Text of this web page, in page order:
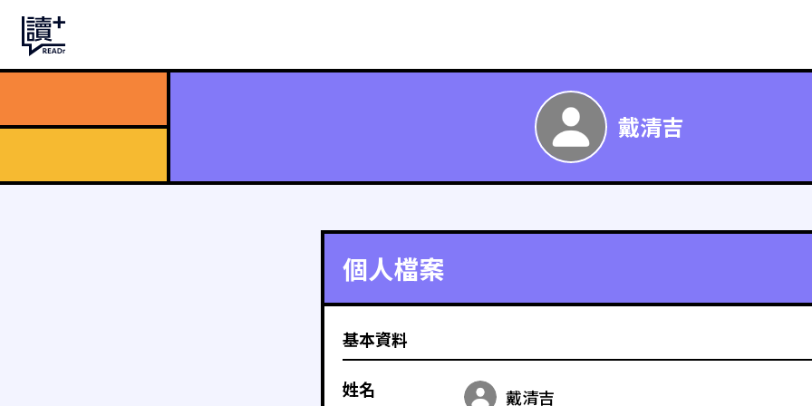
戴清吉
個人檔案
基本資料
姓名 戴清吉